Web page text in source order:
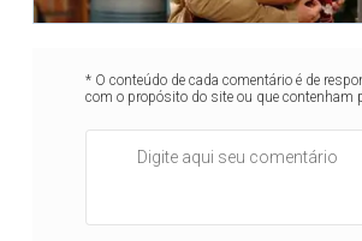
* O conteúdo de cada comentário é de
com o propósito do site ou que contenham